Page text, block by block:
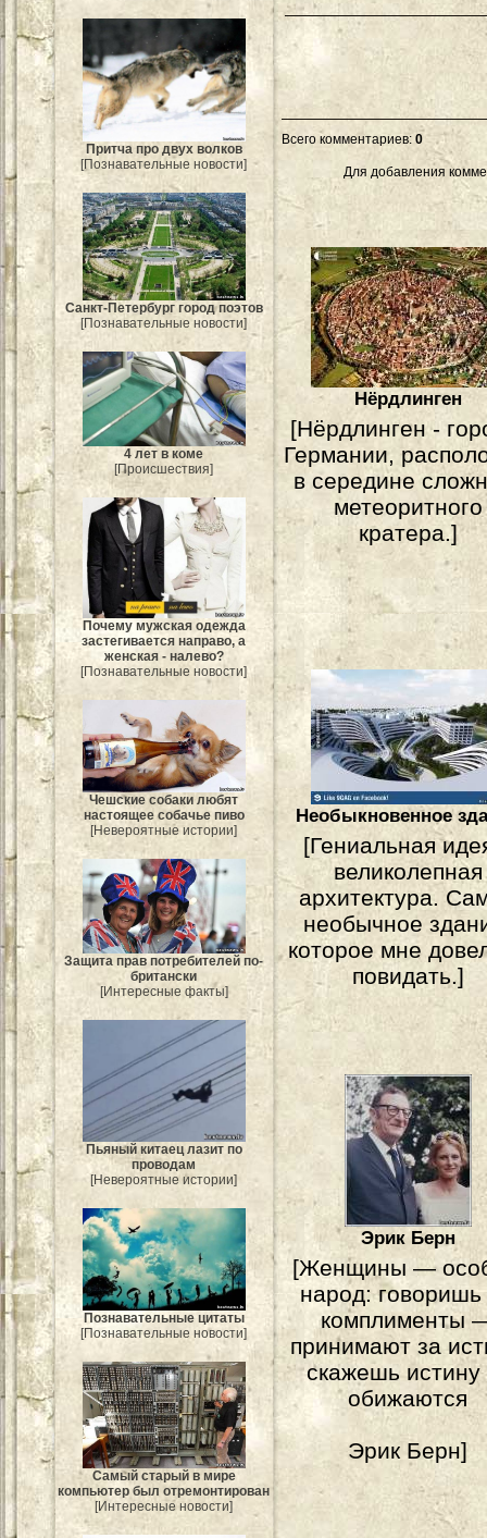
Притча про двух волков
[Познавательные новости]
Санкт-Петербург город поэтов
[Познавательные новости]
4 лет в коме
[Происшествия]
Почему мужская одежда
застегивается направо, а
женская - налево?
[Познавательные новости]
Чешские собаки любят
настоящее собачье пиво
[Невероятные истории]
Защита прав потребителей по-
британски
[Интересные факты]
Пьяный китаец лазит по
проводам
[Невероятные истории]
Познавательные цитаты
[Познавательные новости]
Самый старый в мире
компьютер был отремонтирован
[Интересные новости]
Всего комментариев: 0
Для добавления
Нёрдлинген
[Нёрдлинген -
Германии,
в середине
метеоритного
кратера.]
Необыкновенное
[Гениальная
великолепная
архитектура.
необычное
которое мне
повидать.]
Эрик Берн
[Женщины —
народ:
комплименты
принимают за
скажешь
обижаются
Эрик Берн]